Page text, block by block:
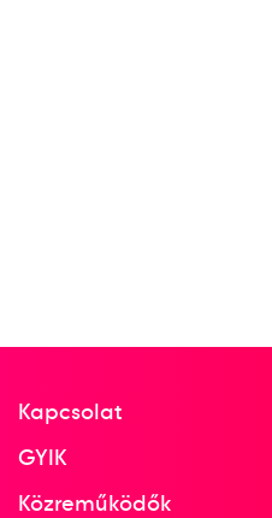
Kapcsolat
GYIK
Közreműködők